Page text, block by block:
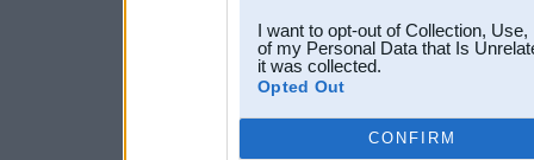
I want to opt-out of Collection,
of my Personal Data that Is
it was collected.
Opted Out
CONFIRM